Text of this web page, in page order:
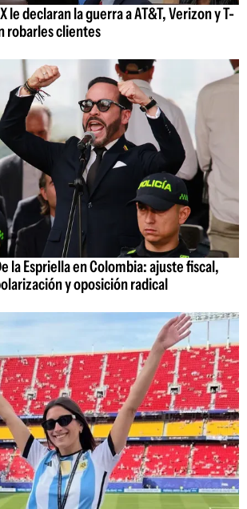
le declaran la guerra a AT&T, Verizon y T-
robarles clientes
la Espriella en Colombia: ajuste fiscal,
y oposición radical